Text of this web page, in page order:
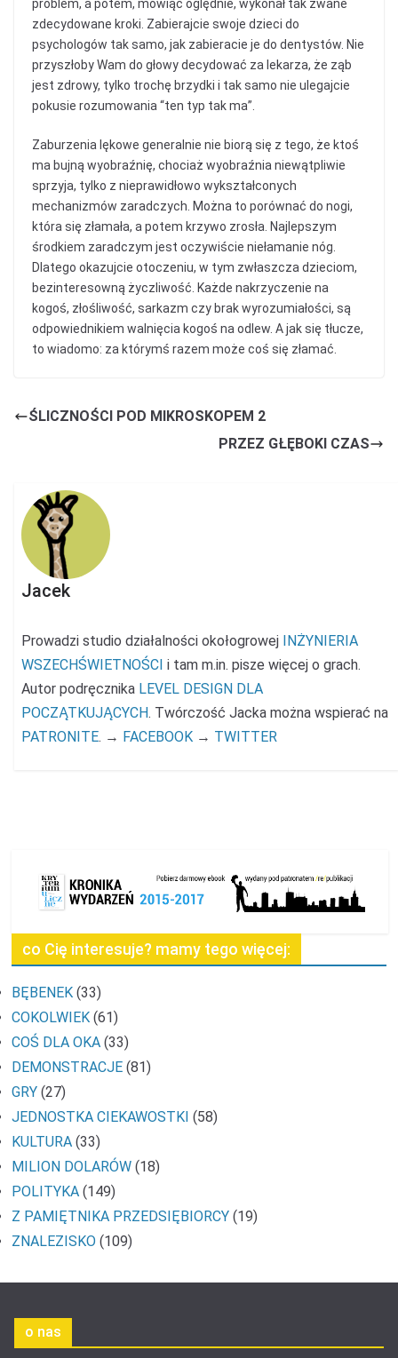
problem, a potem, mówiąc oględnie, wykonał tak zwane
zdecydowane kroki. Zabierajcie swoje dzieci do
psychologów tak samo, jak zabieracie je do dentystów. Nie
przyszłoby Wam do głowy decydować za lekarza, że ząb
jest zdrowy, tylko trochę brzydki i tak samo nie ulegajcie
pokusie rozumowania “ten typ tak ma”.
Zaburzenia lękowe generalnie nie biorą się z tego, że ktoś
ma bujną wyobraźnię, chociaż wyobraźnia niewątpliwie
sprzyja, tylko z nieprawidłowo wykształconych
mechanizmów zaradczych. Można to porównać do nogi,
która się złamała, a potem krzywo zrosła. Najlepszym
środkiem zaradczym jest oczywiście niełamanie nóg.
Dlatego okazujcie otoczeniu, w tym zwłaszcza dzieciom,
bezinteresowną życzliwość. Każde nakrzyczenie na
kogoś, złośliwość, sarkazm czy brak wyrozumiałości, są
odpowiednikiem walnięcia kogoś na odlew. A jak się tłucze,
to wiadomo: za którymś razem może coś się złamać.
ŚLICZNOŚCI POD MIKROSKOPEM 2
PRZEZ GŁĘBOKI CZAS
Jacek
Prowadzi studio działalności okołogrowej INŻYNIERIA
WSZECHŚWIETNOŚCI i tam m.in. pisze więcej o grach.
Autor podręcznika LEVEL DESIGN DLA
POCZĄTKUJĄCYCH. Twórczość Jacka można wspierać na
PATRONITE. → FACEBOOK → TWITTER
co Cię interesuje? mamy tego więcej:
BĘBENEK (33)
COKOLWIEK (61)
COŚ DLA OKA (33)
DEMONSTRACJE (81)
GRY (27)
JEDNOSTKA CIEKAWOSTKI (58)
KULTURA (33)
MILION DOLARÓW (18)
POLITYKA (149)
Z PAMIĘTNIKA PRZEDSIĘBIORCY (19)
ZNALEZISKO (109)
o nas